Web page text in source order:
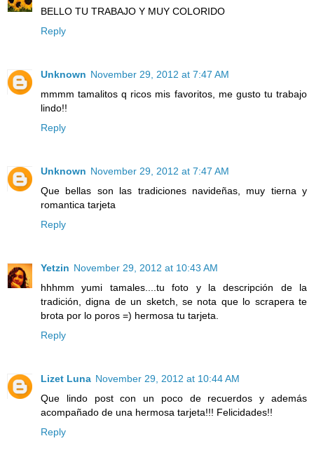
BELLO TU TRABAJO Y MUY COLORIDO
Reply
Unknown November 29, 2012 at 7:47 AM
mmmm tamalitos q ricos mis favoritos, me gusto tu trabajo
lindo!!
Reply
Unknown November 29, 2012 at 7:47 AM
Que bellas son las tradiciones navideñas, muy tierna y
romantica tarjeta
Reply
Yetzin November 29, 2012 at 10:43 AM
hhhmm yumi tamales....tu foto y la descripción de la
tradición, digna de un sketch, se nota que lo scrapera te
brota por lo poros =) hermosa tu tarjeta.
Reply
Lizet Luna November 29, 2012 at 10:44 AM
Que lindo post con un poco de recuerdos y además
acompañado de una hermosa tarjeta!!! Felicidades!!
Reply